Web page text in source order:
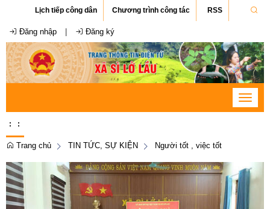
Lịch tiếp công dân Chương trình công tác RSS
Đăng nhập Đăng ký
Toggle
: :
Trang chủ TIN TỨC, SỰ KIỆN Người tốt , việc tốt